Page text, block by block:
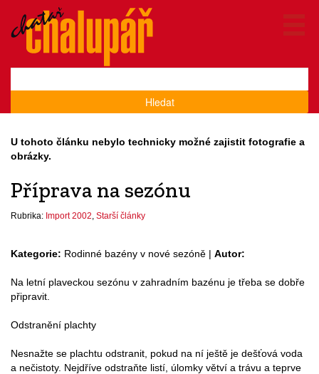
Hledat
U tohoto článku nebylo technicky možné zajistit fotografie a
obrázky.
Příprava na sezónu
Rubrika: Import 2002 Starší články
Kategorie: Rodinné bazény v nové sezóně | Autor:
Na letní plaveckou sezónu v zahradním bazénu je třeba se dobře
připravit.
Odstranění plachty
Nesnažte se plachtu odstranit, pokud na ní ještě je dešťová voda
a nečistoty. Nejdříve odstraňte listí, úlomky větví a trávu a teprve